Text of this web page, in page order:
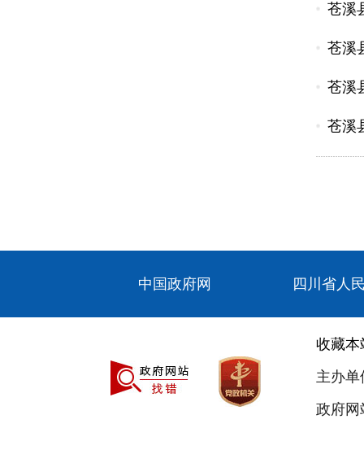
苍溪
苍溪
苍溪
苍溪
中国政府网 四川省人
收藏本
主办
政府网